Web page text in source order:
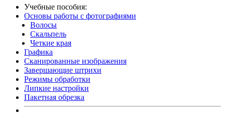
Учебные пособия:
Основы работы с фотографиями
Волосы
Скальпель
Четкие края
Графика
Сканированные изображения
Завершающие штрихи
Режимы обработки
Липкие настройки
Пакетная обрезка